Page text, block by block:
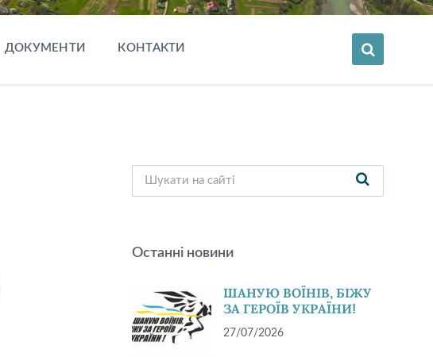
ДОКУМЕНТИ КОНТАКТИ
Останні новини
ШАНУЮ ВОЇНІВ, БІЖУ
ЗА ГЕРОЇВ УКРАЇНИ!
27/07/2026